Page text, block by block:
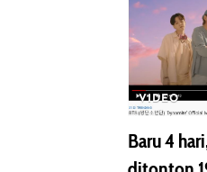
VIDEO
Baru 4